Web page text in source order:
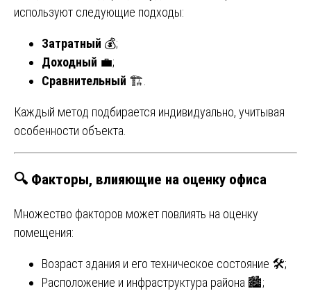
используют следующие подходы:
Затратный 💰;
Доходный 💼;
Сравнительный 🏗️.
Каждый метод подбирается индивидуально, учитывая
особенности объекта.
🔍 Факторы, влияющие на оценку офиса
Множество факторов может повлиять на оценку
помещения:
Возраст здания и его техническое состояние 🛠️;
Расположение и инфраструктура района 🏙️;